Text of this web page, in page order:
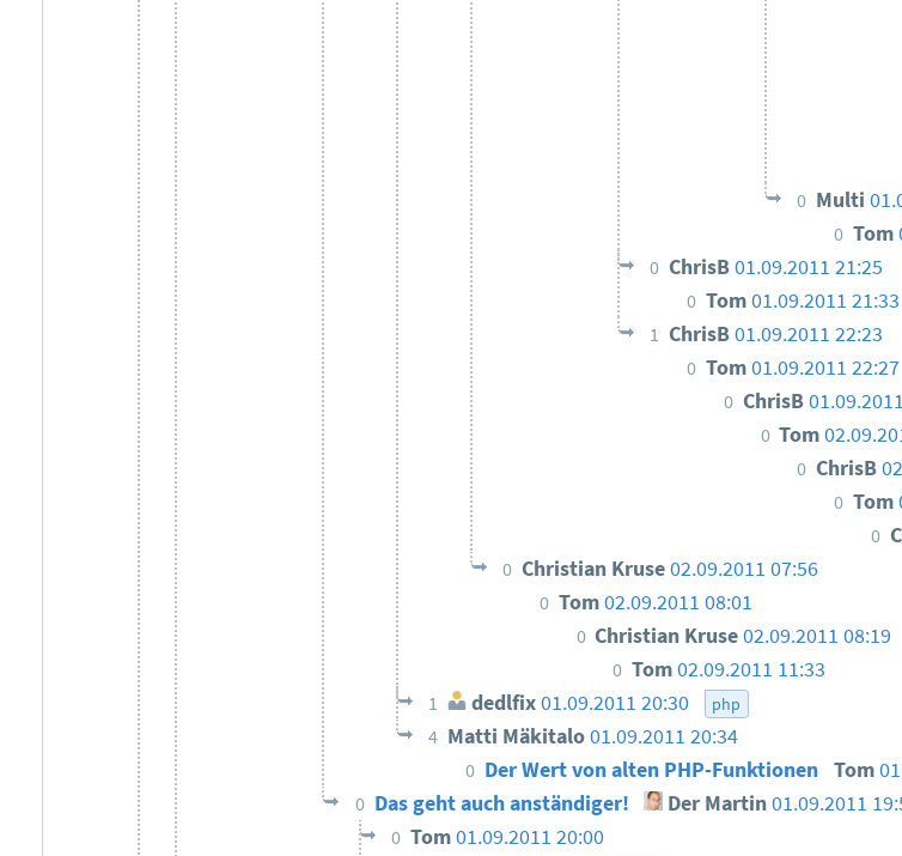
0 Multi
0 Tom
0 ChrisB01.09.2011 21:25
0 Tom01.09.2011 21:33
1 ChrisB01.09.2011 22:23
0 Tom01.09.2011 22:27
0 ChrisB
0 Tom
0 ChrisB
0 Tom
0
0 Christian Kruse02.09.2011 07:56
0 Tom02.09.2011 08:01
0 Christian Kruse02.09.2011 08:19
0 Tom02.09.2011 11:33
1 dedlfix01.09.2011 20:30 php
4 Matti Mäkitalo01.09.2011 20:34
0 Der Wert von alten PHP-Funktionen Tom
0 Das geht auch anständiger! Der Martin01.09.2011
0 Tom01.09.2011 20:00